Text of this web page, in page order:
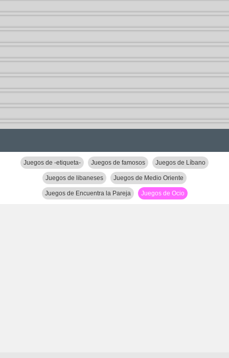
Juegos de -etiqueta- Juegos de famosos Juegos de Líbano
Juegos de libaneses Juegos de Medio Oriente
Juegos de Encuentra la Pareja Juegos de Ocio